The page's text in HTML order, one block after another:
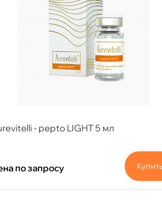
- pepto LIGHT 5 мл
по запросу